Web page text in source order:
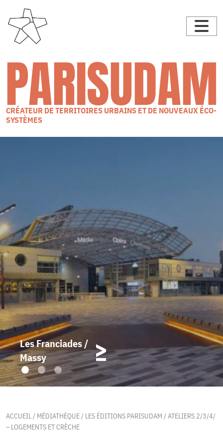
PARISUDAM
CRÉATEUR DE TERRITOIRES URBAINS ET DE NOUVEAUX ÉCO-
SYSTÈMES
Les Franciades /
Massy
ACCUEIL/ MÉDIATHÈQUE/ LES ÉDITIONS PARISUDAM /ATELIERS 2/3/4/
– LOGEMENTS ET CRÈCHE